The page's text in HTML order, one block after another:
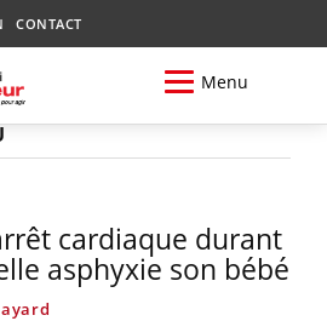
CONTACT
Menu
cardiaque durant
asphyxie son bébé